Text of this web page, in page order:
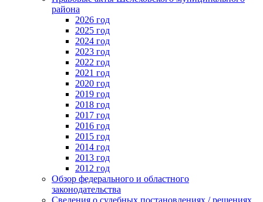
района
2026 год
2025 год
2024 год
2023 год
2022 год
2021 год
2020 год
2019 год
2018 год
2017 год
2016 год
2015 год
2014 год
2013 год
2012 год
Обзор федерального и областного
законодательства
Сведения о судебных постановлениях / решениях